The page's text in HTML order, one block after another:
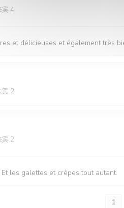
4
et délicieuses et également très
2
2
les galettes et crêpes tout autant.
1